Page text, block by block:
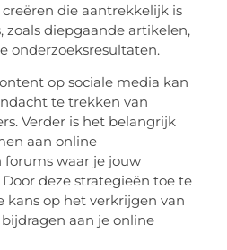
die aantrekkelijk is
zoals diepgaande artikelen,
onderzoeksresultaten.
op sociale media kan
te trekken van
Verder is het belangrijk
aan online
waar je jouw
deze strategieën toe te
kans op het verkrijgen van
aan je online